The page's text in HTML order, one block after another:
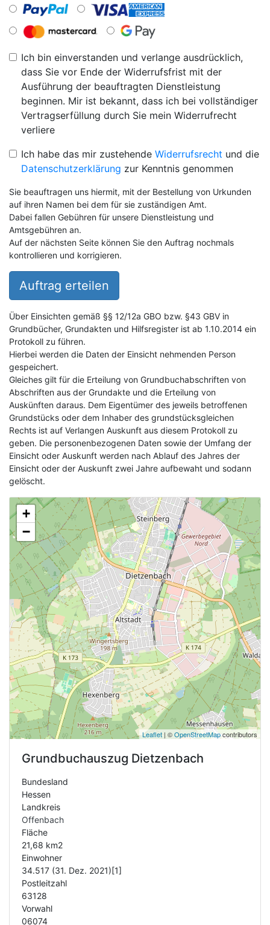
Ich bin einverstanden und verlange ausdrücklich,
dass Sie vor Ende der Widerrufsfrist mit der
Ausführung der beauftragten Dienstleistung
beginnen. Mir ist bekannt, dass ich bei vollständiger
Vertragserfüllung durch Sie mein Widerrufrecht
verliere
Ich habe das mir zustehende Widerrufsrecht und die
Datenschutzerklärung zur Kenntnis genommen
Sie beauftragen uns hiermit, mit der Bestellung von Urkunden
auf ihren Namen bei dem für sie zuständigen Amt.
Dabei fallen Gebühren für unsere Dienstleistung und
Amtsgebühren an.
Auf der nächsten Seite können Sie den Auftrag nochmals
kontrollieren und korrigieren.
Auftrag erteilen
Über Einsichten gemäß §§ 12/12a GBO bzw. §43 GBV in
Grundbücher, Grundakten und Hilfsregister ist ab 1.10.2014 ein
Protokoll zu führen.
Hierbei werden die Daten der Einsicht nehmenden Person
gespeichert.
Gleiches gilt für die Erteilung von Grundbuchabschriften von
Abschriften aus der Grundakte und die Erteilung von
Auskünften daraus. Dem Eigentümer des jeweils betroffenen
Grundstücks oder dem Inhaber des grundstücksgleichen
Rechts ist auf Verlangen Auskunft aus diesem Protokoll zu
geben. Die personenbezogenen Daten sowie der Umfang der
Einsicht oder Auskunft werden nach Ablauf des Jahres der
Einsicht oder der Auskunft zwei Jahre aufbewaht und sodann
gelöscht.
+
−
Leaflet | ©OpenStreetMapcontributors
Grundbuchauszug Dietzenbach
Bundesland
Hessen
Landkreis
Offenbach
Fläche
21,68 km2
Einwohner
34.517 (31. Dez. 2021)[1]
Postleitzahl
63128
Vorwahl
06074